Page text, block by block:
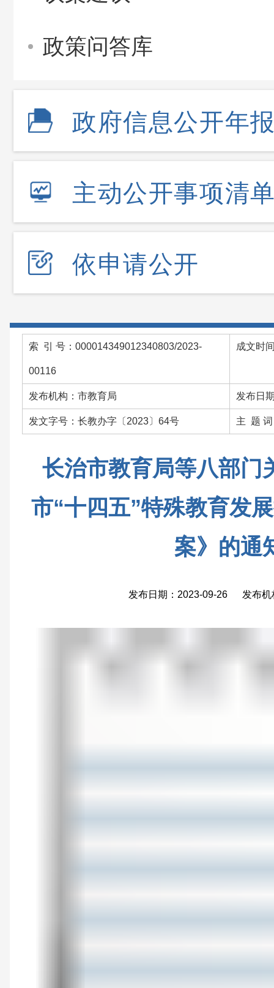
政策问答库
政府信息公开年
主动公开事项清
依申请公开
索 引 号：000014349012340803/2023-
00116
成文时
发布机构：市教育局 发布日
发文字号：长教办字〔2023〕64号 主 题 词
长治市教育局等八部门
市“十四五”特殊教育发
案》的通
发布日期：2023-09-26 发布机